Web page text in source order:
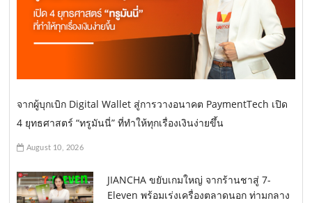
จากผู้บุกเบิก Digital Wallet สู่การวางอนาคต PaymentTech เปิด
4 ยุทธศาสตร์ “ทรูมันนี่” ที่ทำให้ทุกเรื่องเงินง่ายขึ้น
August 10, 2026
JIANCHA ขยับเกมใหญ่ จากร้านชาสู่ 7-
Eleven พร้อมเร่งเครื่องตลาดนอก ท่ามกลาง